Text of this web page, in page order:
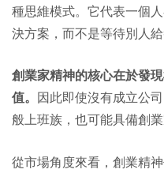
種思維模式。它代表一個
決方案，而不是等待別人給
創業家精神的核心在於發
值。 因此即使沒有成立公
般上班族，也可能具備創業
從市場角度來看，創業精